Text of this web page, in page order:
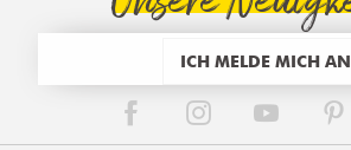
ICH MELDE MICH AN